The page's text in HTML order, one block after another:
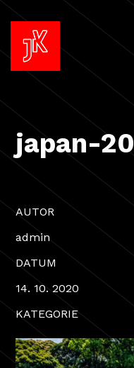
japan-
AUTOR
admin
DATUM
14. 10. 2020
KATEGORIE